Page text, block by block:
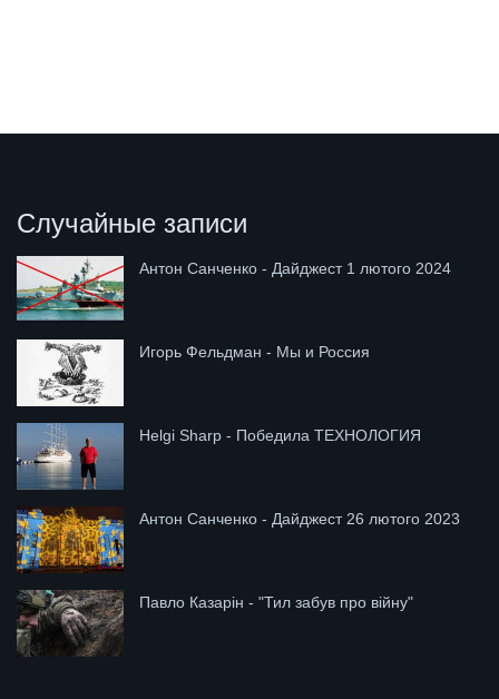
Случайные записи
Антон Санченко - Дайджест 1 лютого 2024
Игорь Фельдман - Мы и Россия
Helgi Sharp - Победила ТЕХНОЛОГИЯ
Антон Санченко - Дайджест 26 лютого 2023
Павло Казарін - "Тил забув про війну"